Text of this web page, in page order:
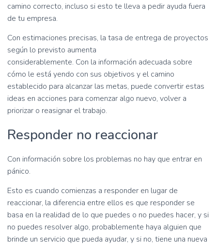
camino correcto, incluso si esto te lleva a pedir ayuda fuera
de tu empresa.
Con estimaciones precisas, la tasa de entrega de proyectos
según lo previsto aumenta
considerablemente. Con la información adecuada sobre
cómo le está yendo con sus objetivos y el camino
establecido para alcanzar las metas, puede convertir estas
ideas en acciones para comenzar algo nuevo, volver a
priorizar o reasignar el trabajo.
Responder no reaccionar
Con información sobre los problemas no hay que entrar en
pánico.
Esto es cuando comienzas a responder en lugar de
reaccionar, la diferencia entre ellos es que responder se
basa en la realidad de lo que puedes o no puedes hacer, y si
no puedes resolver algo, probablemente haya alguien que
brinde un servicio que pueda ayudar, y si no, tiene una nueva